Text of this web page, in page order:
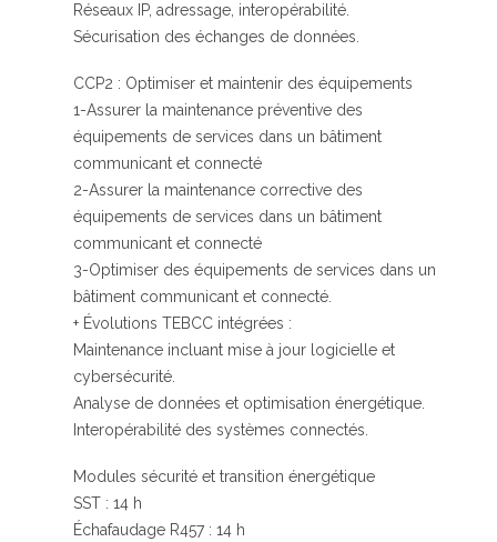
Réseaux IP, adressage, interopérabilité.
Sécurisation des échanges de données.
CCP2 : Optimiser et maintenir des équipements
1-Assurer la maintenance préventive des
équipements de services dans un bâtiment
communicant et connecté
2-Assurer la maintenance corrective des
équipements de services dans un bâtiment
communicant et connecté
3-Optimiser des équipements de services dans un
bâtiment communicant et connecté.
+ Évolutions TEBCC intégrées :
Maintenance incluant mise à jour logicielle et
cybersécurité.
Analyse de données et optimisation énergétique.
Interopérabilité des systèmes connectés.
Modules sécurité et transition énergétique
SST : 14 h
Échafaudage R457 : 14 h